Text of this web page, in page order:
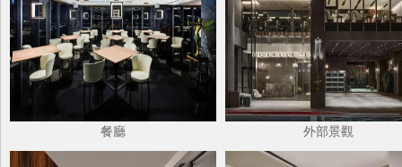
餐廳 外部景觀